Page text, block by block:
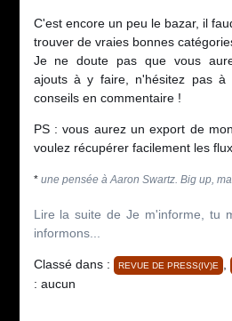
C'est encore un peu le bazar, il
trouver de vraies bonnes
Je ne doute pas que vous
ajouts à y faire, n'hésitez pas à
conseils en commentaire !
PS : vous aurez un export de
voulez récupérer facilement les flux.
* une pensée à Aaron Swartz. Big up,
Lire la suite de Je m'informe, tu
informons...
Classé dans : REVUE DE PRESS(IV)E ,
: aucun